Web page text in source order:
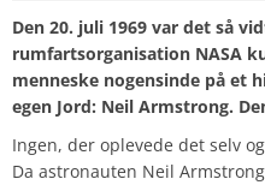
Den 20. juli 1969 var det så
rumfartsorganisation NASA
menneske nogensinde på et
egen Jord: Neil Armstrong.
Ingen, der oplevede det selv
Da astronauten Neil